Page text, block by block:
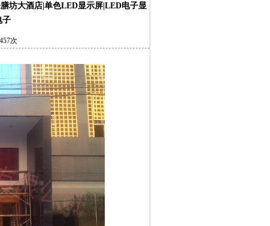
坊大酒店|单色LED显示屏|LED电子显
子
次